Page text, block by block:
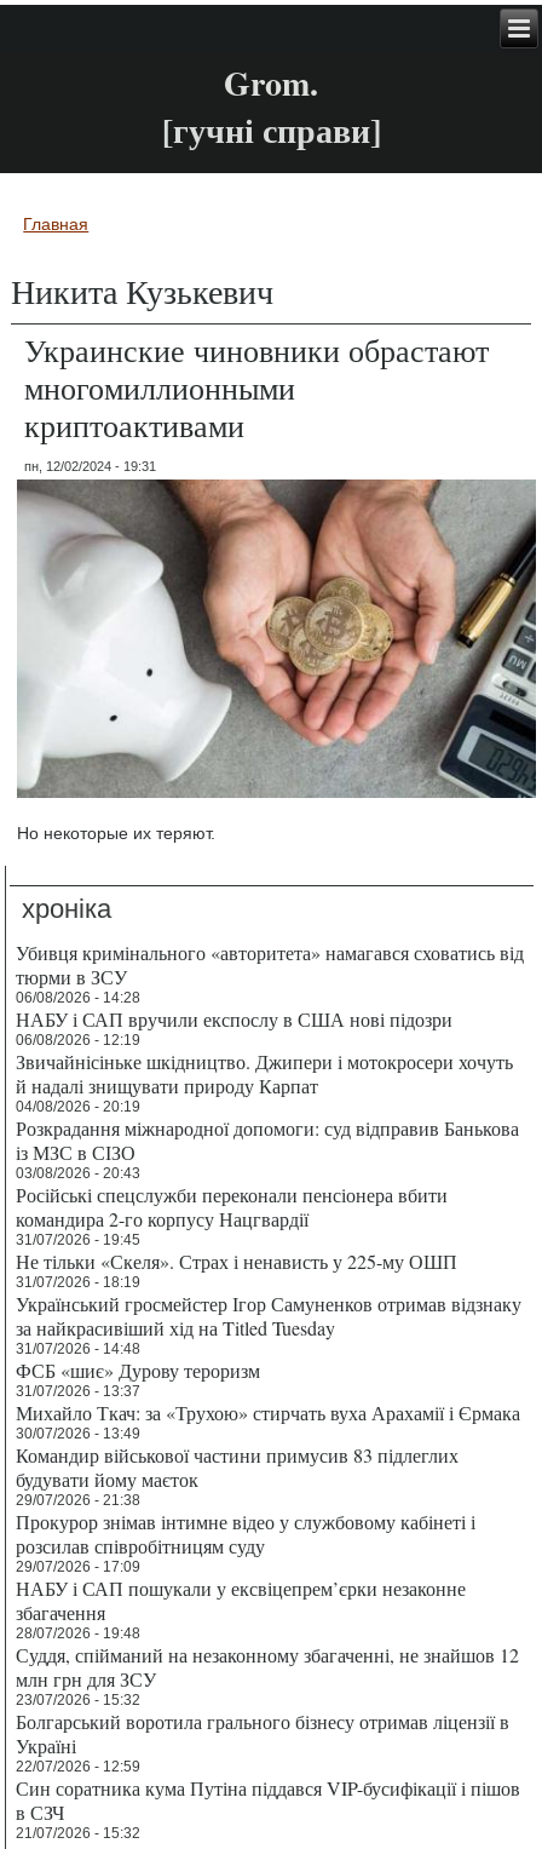
Grom.
[гучні справи]
Вы здесь
Главная
Никита Кузькевич
Украинские чиновники обрастают
многомиллионными
криптоактивами
пн, 12/02/2024 - 19:31
Но некоторые их теряют.
хроніка
Убивця кримінального «авторитета» намагався сховатись від
тюрми в ЗСУ
06/08/2026 - 14:28
НАБУ і САП вручили експослу в США нові підозри
06/08/2026 - 12:19
Звичайнісіньке шкідництво. Джипери і мотокросери хочуть
й надалі знищувати природу Карпат
04/08/2026 - 20:19
Розкрадання міжнародної допомоги: суд відправив Банькова
із МЗС в СІЗО
03/08/2026 - 20:43
Російські спецслужби переконали пенсіонера вбити
командира 2-го корпусу Нацгвардії
31/07/2026 - 19:45
Не тільки «Скеля». Страх і ненависть у 225-му ОШП
31/07/2026 - 18:19
Український гросмейстер Ігор Самуненков отримав відзнаку
за найкрасивіший хід на Titled Tuesday
31/07/2026 - 14:48
ФСБ «шиє» Дурову тероризм
31/07/2026 - 13:37
Михайло Ткач: за «Трухою» стирчать вуха Арахамії і Єрмака
30/07/2026 - 13:49
Командир військової частини примусив 83 підлеглих
будувати йому маєток
29/07/2026 - 21:38
Прокурор знімав інтимне відео у службовому кабінеті і
розсилав співробітницям суду
29/07/2026 - 17:09
НАБУ і САП пошукали у ексвіцепрем’єрки незаконне
збагачення
28/07/2026 - 19:48
Суддя, спійманий на незаконному збагаченні, не знайшов 12
млн грн для ЗСУ
23/07/2026 - 15:32
Болгарський воротила грального бізнесу отримав ліцензії в
Україні
22/07/2026 - 12:59
Син соратника кума Путіна піддався VIP-бусифікації і пішов
в СЗЧ
21/07/2026 - 15:32